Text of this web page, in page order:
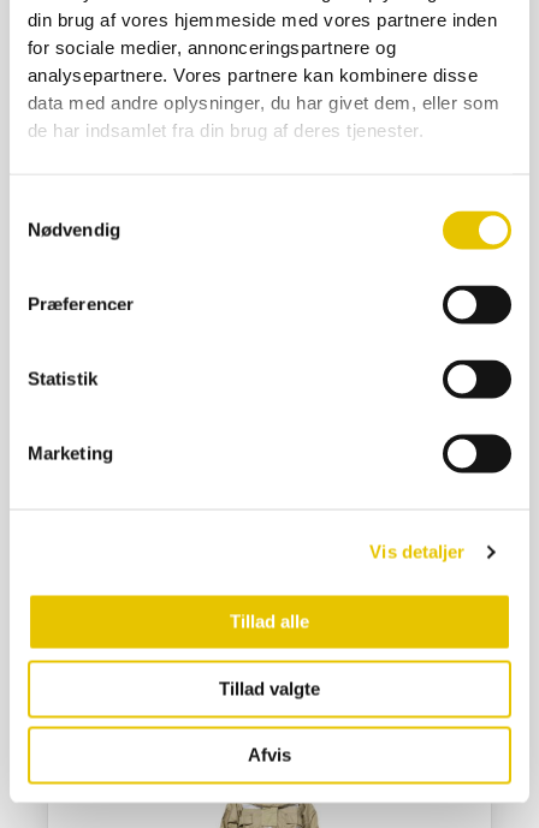
din brug af vores hjemmeside med vores partnere inden
for sociale medier, annonceringspartnere og
analysepartnere. Vores partnere kan kombinere disse
data med andre oplysninger, du har givet dem, eller som
de har indsamlet fra din brug af deres tjenester.
Nødvendig
Præferencer
Statistik
Marketing
Vis detaljer
Tillad alle
Tillad valgte
Afvis
SE DETALJER
Astronaut jakke